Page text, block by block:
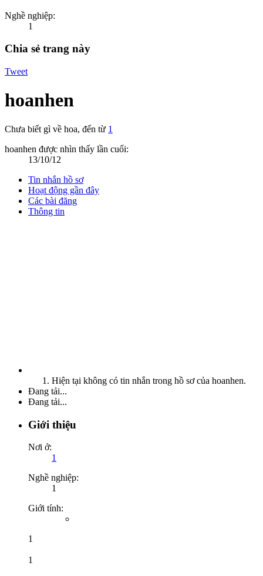
Nghề nghiệp:
1
Chia sẻ trang này
Tweet
hoanhen
Chưa biết gì về hoa, đến từ 1
hoanhen được nhìn thấy lần cuối:
13/10/12
Tin nhắn hồ sơ
Hoạt động gần đây
Các bài đăng
Thông tin
Hiện tại không có tin nhắn trong hồ sơ của hoanhen.
Đang tải...
Đang tải...
Giới thiệu
Nơi ở:
1
Nghề nghiệp:
1
Giới tính:
1
1